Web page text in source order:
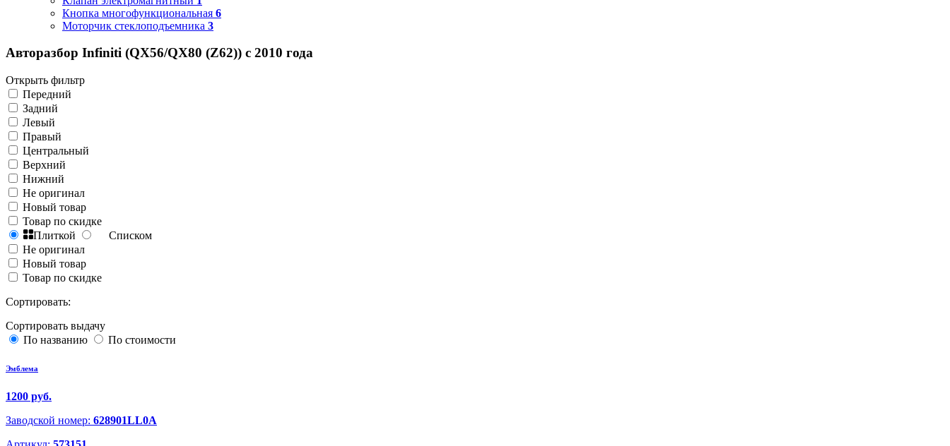
Кнопка многофункциональная 6
Моторчик стеклоподъемника 3
Авторазбор Infiniti (QX56/QX80 (Z62)) с 2010 года
Открыть фильтр
Передний
Задний
Левый
Правый
Центральный
Верхний
Нижний
Не оригинал
Новый товар
Товар по скидке
Плиткой
Списком
Не оригинал
Новый товар
Товар по скидке
Сортировать:
Сортировать выдачу
По названию
По стоимости
Эмблема
1200 руб.
Заводской номер: 628901LL0A